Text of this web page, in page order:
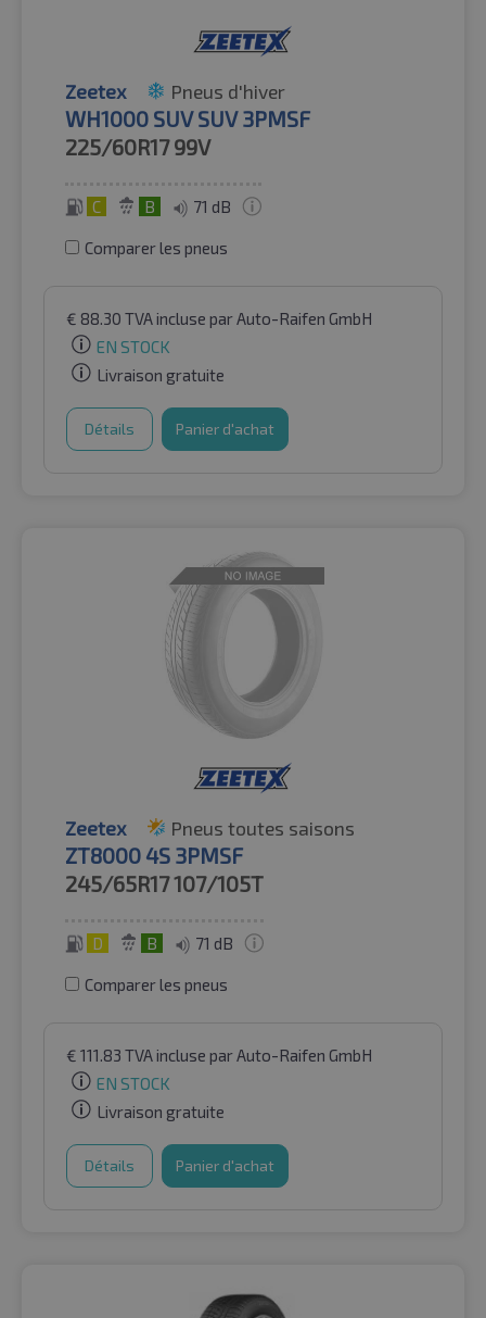
Zeetex Pneus d'hiver
WH1000 SUV SUV 3PMSF
225/60R17 99V
C B 71 dB
Comparer les pneus
€ 88.30 TVA incluse par Auto-Raifen GmbH
EN STOCK
Livraison gratuite
Détails Panier d'achat
Zeetex Pneus toutes saisons
ZT8000 4S 3PMSF
245/65R17107/105T
D B 71 dB
Comparer les pneus
€ 111.83 TVA incluse par Auto-Raifen GmbH
EN STOCK
Livraison gratuite
Détails Panier d'achat